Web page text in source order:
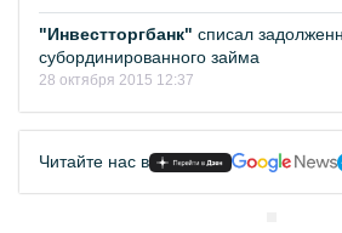
"Инвестторгбанк" списал
субординированного займа
28 октября 2015 12:37
Читайте нас в